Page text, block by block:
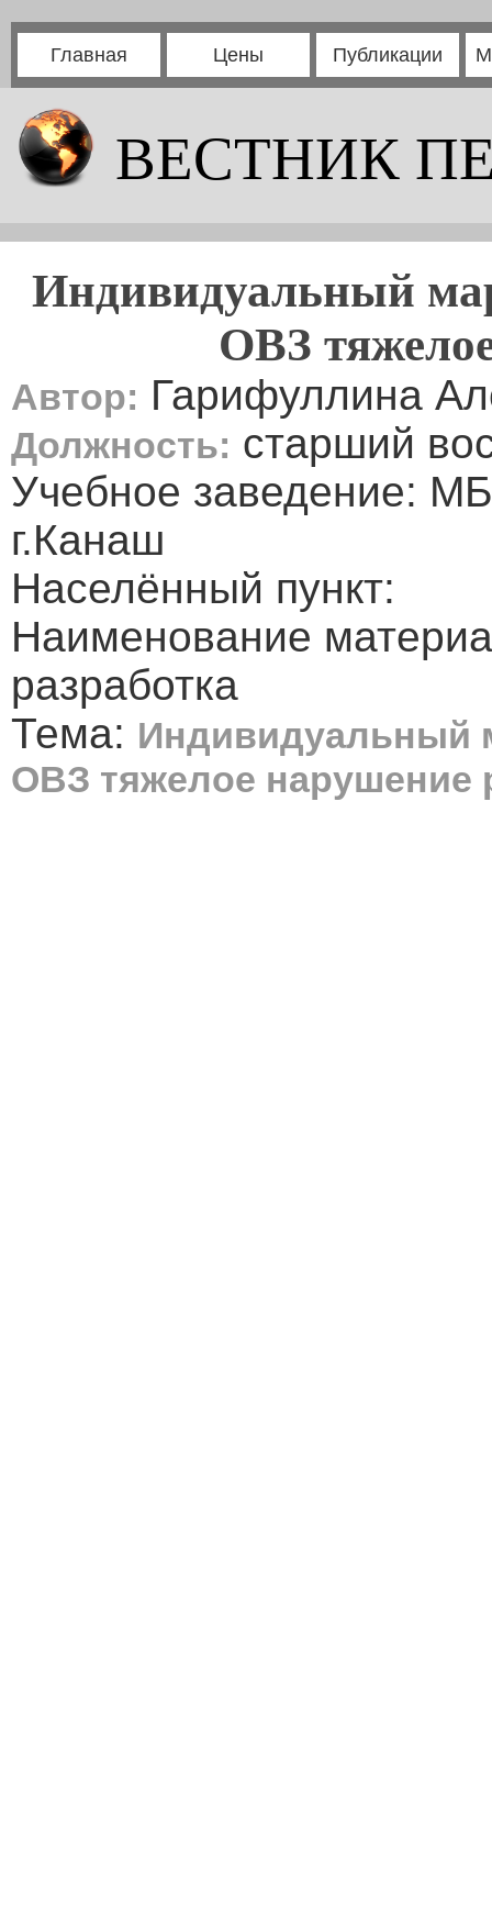
Главная Цены Публикации
ВЕСТНИК
Индивидуальный
ОВЗ
Автор: Гарифуллина
Должность: старший
Учебное заведение:
г.Канаш
Населённый пункт:
Наименование
разработка
Тема: Индивидуальный
ОВЗ тяжелое нарушение